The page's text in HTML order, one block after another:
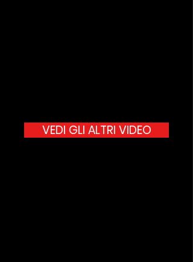
VEDI GLI ALTRI VIDEO